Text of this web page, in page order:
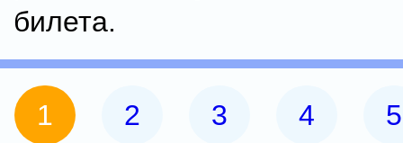
билета.
1 2 3 4 5